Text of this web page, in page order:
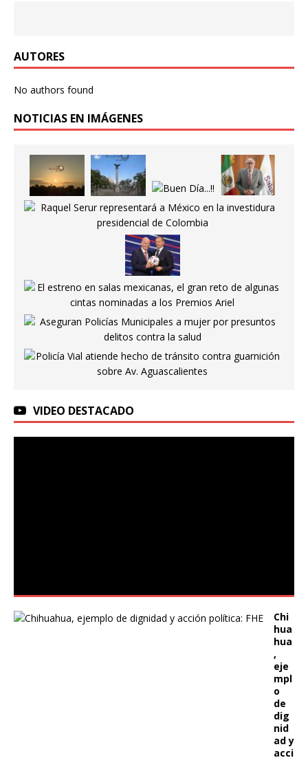
AUTORES
No authors found
NOTICIAS EN IMÁGENES
VIDEO DESTACADO
Chi
hua
hua
,
eje
mpl
o
de
dig
nid
ad y
acci